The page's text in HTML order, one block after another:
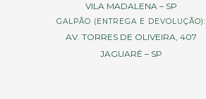
VILA MADALENA – SP
GALPÃO (ENTREGA E DEVOLUÇÃO):
AV. TORRES DE OLIVEIRA, 407
JAGUARÉ – SP